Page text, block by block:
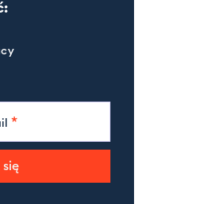
*
się